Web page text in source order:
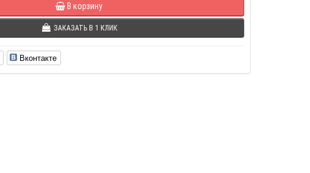
В корзину
ЗАКАЗАТЬ В 1 КЛИК
Вконтакте